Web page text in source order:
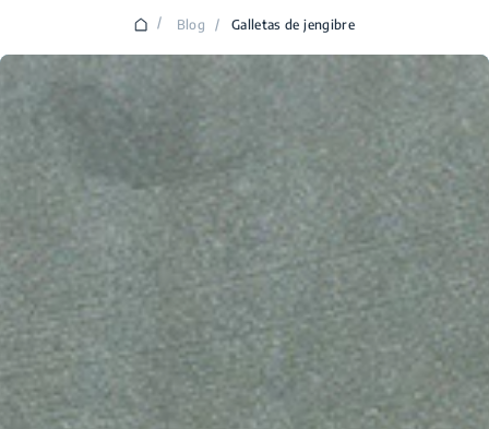
/ Blog / Galletas de jengibre